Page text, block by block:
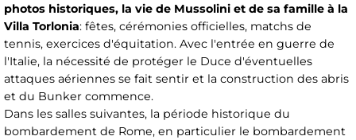
photos historiques, la vie de Mussolini et de sa famille à la
Villa Torlonia: fêtes, cérémonies officielles, matchs de
tennis, exercices d'équitation. Avec l'entrée en guerre de
l'Italie, la nécessité de protéger le Duce d'éventuelles
attaques aériennes se fait sentir et la construction des abris
et du Bunker commence.
Dans les salles suivantes, la période historique du
bombardement de Rome, en particulier le bombardement